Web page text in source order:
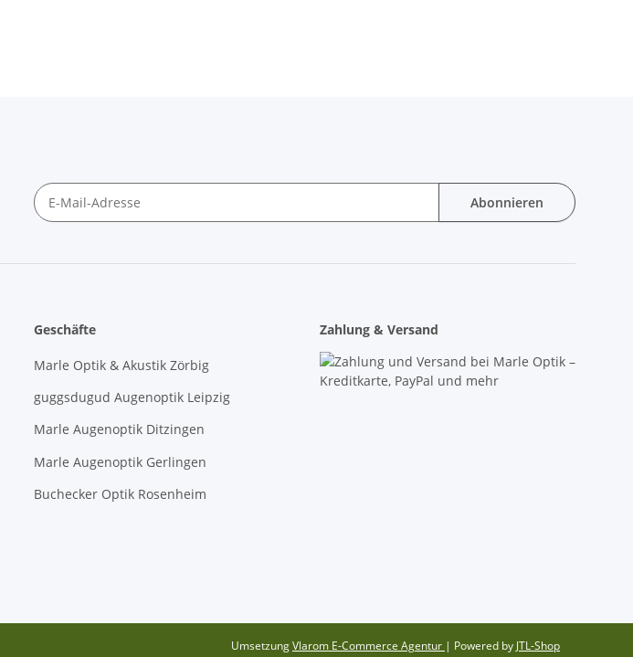
Abonnieren
Geschäfte
Marle Optik & Akustik Zörbig
guggsdugud Augenoptik Leipzig
Marle Augenoptik Ditzingen
Marle Augenoptik Gerlingen
Buchecker Optik Rosenheim
Zahlung & Versand
UmsetzungVlarom E-Commerce Agentur | Powered by JTL-Shop